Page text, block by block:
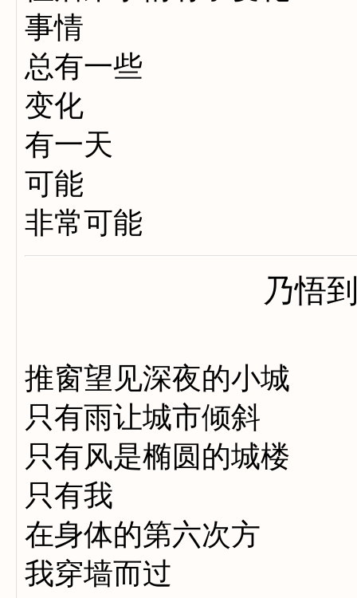
事情
总有一些
变化
有一天
可能
非常可能
乃悟
推窗望见深夜的小城
只有雨让城市倾斜
只有风是椭圆的城楼
只有我
在身体的第六次方
我穿墙而过